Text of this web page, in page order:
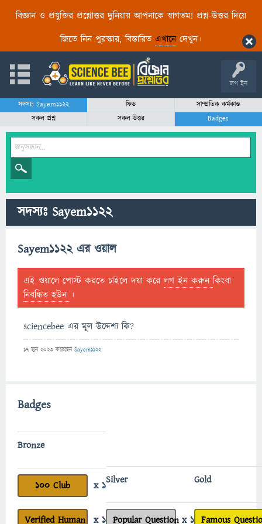
বিজ্ঞান ও প্রযুক্তির প্রশ্নোত্তর দুনিয়ায় আপনাকে স্বাগতম! প্রশ্ন-উত্তর দিয়ে
জিতে নিন পুরস্কার, বিস্তারিত এখানেদেখুন।
লগ ইন
সদস্যঃ Sayem1122 ফিড
সাম্প্রতিক কর্মকান্ড
সকল প্রশ্ন
সকল উত্তর Badges
সদস্যঃ Sayem1122
Sayem1122 এর ওয়াল
এই ওয়ালে পোস্ট করতে চাইলে দয়া করেলগ ইন করুনকিংবা
নিবন্ধিত হউন ।
sciencebee এর মূল উদ্দেশ্য কি?
17 জুন 2023 করেছেন Sayem1122
Badges
Bronze
100 Club x 1
Verified Human x 1
Silver
Popular Question x 1
Gold
Famous